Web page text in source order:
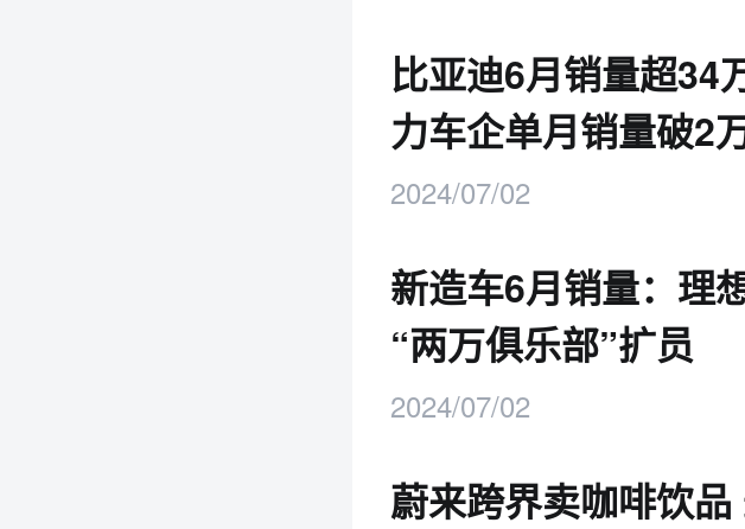
比亚迪6月销量超34
力车企单月销量破2
2024/07/02
新造车6月销量：理
“两万俱乐部”扩员
2024/07/02
蔚来跨界卖咖啡饮